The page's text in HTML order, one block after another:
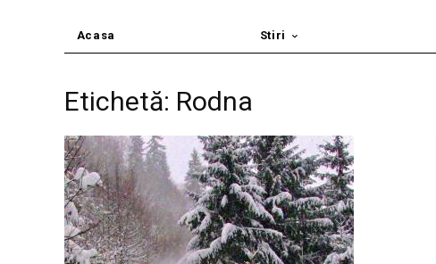
Acasa Stiri
Etichetă: Rodna